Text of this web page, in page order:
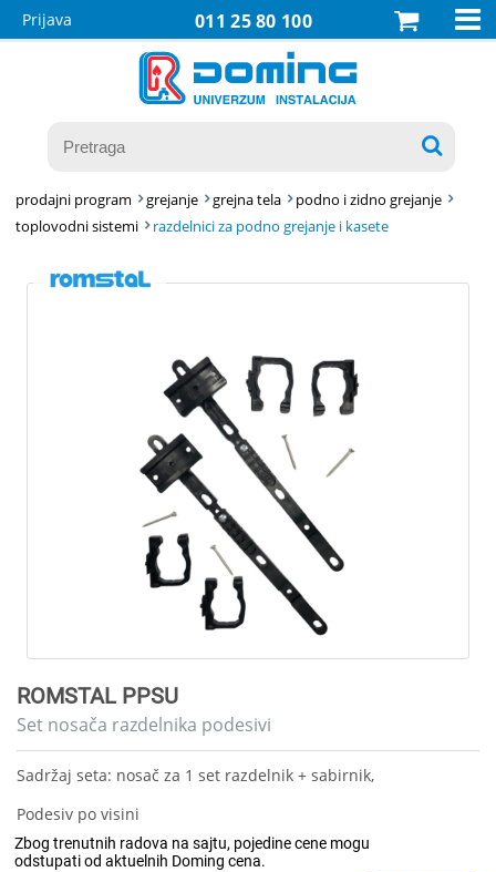
011 25 80 100
Prijava 

prodajni program grejanje grejna tela
podno i zidno grejanje
toplovodni sistemi
razdelnici za podno grejanje i kasete
ROMSTAL PPSU
Set nosača razdelnika podesivi
Sadržaj seta: nosač za 1 set razdelnik + sabirnik,
Podesiv po visini